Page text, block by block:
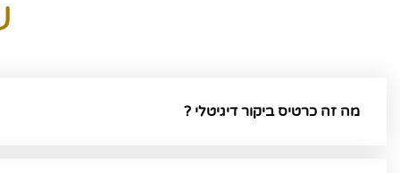
מה זה כרטיס ביקור דיגיטלי ?